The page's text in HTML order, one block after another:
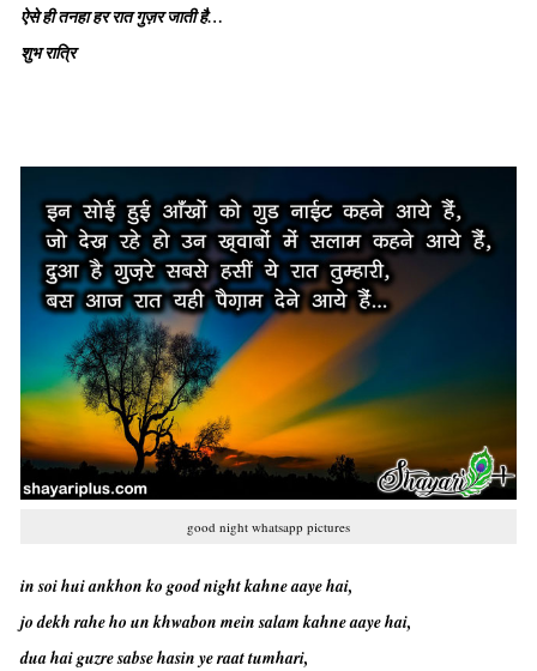
ऐसे ही तनहा हर रात गुज़र जाती है…
शुभ रात्रि
good night whatsapp pictures
in soi hui ankhon ko good night kahne aaye hai,
jo dekh rahe ho un khwabon mein salam kahne aaye hai,
dua hai guzre sabse hasin ye raat tumhari,